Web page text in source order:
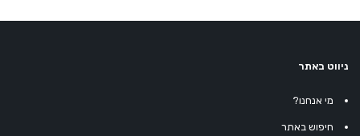
ניווט באתר
מי אנחנו?
חיפוש באתר